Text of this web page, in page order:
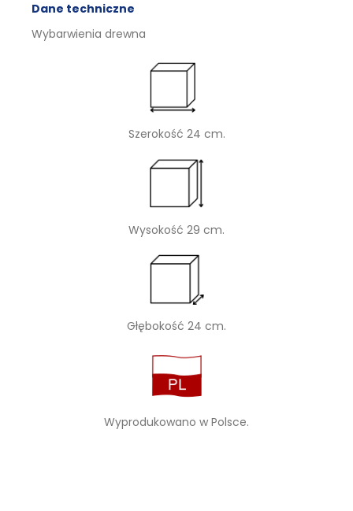
Dane techniczne
Wybarwienia drewna
Szerokość 24 cm.
Wysokość 29 cm.
Głębokość 24 cm.
Wyprodukowano w Polsce.